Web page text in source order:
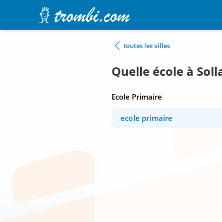
toutes les villes
Quelle école à
Ecole Primaire
ecole primaire